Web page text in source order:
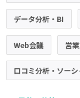
データ分析・BI
Web会議 営
口コミ分析・ソー